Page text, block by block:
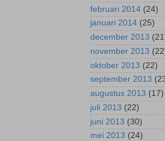
februari 2014 (24)
januari 2014 (25)
december 2013
november 2013
oktober 2013 (22)
september 2013
augustus 2013 (17)
juli 2013 (22)
juni 2013 (30)
mei 2013 (24)